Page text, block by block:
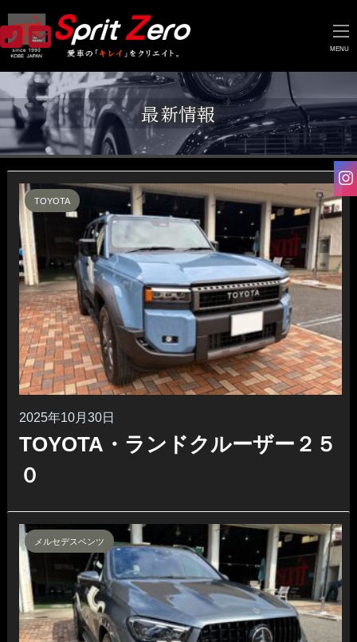
MENU
最新情報
TOYOTA
2025年10月30日
TOYOTA・ランドクルーザー２５
０
メルセデスベンツ